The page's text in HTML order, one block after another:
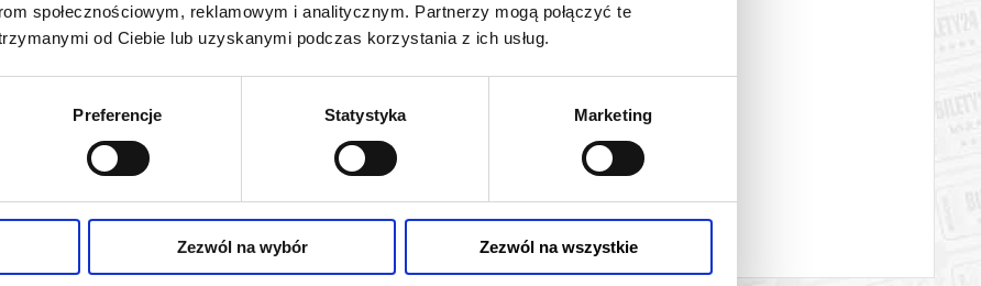
społecznościowym, reklamowym i analitycznym. Partnerzy mogą połączyć te
od Ciebie lub uzyskanymi podczas korzystania z ich usług.
Preferencje Statystyka Marketing
Zezwól na wybór Zezwól na wszystkie